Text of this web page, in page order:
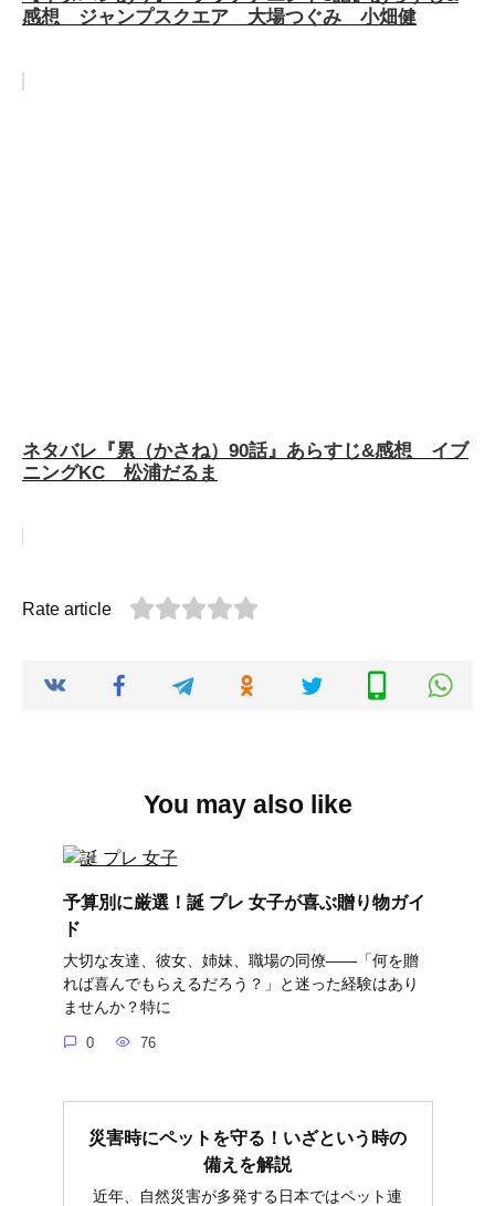
感想 ジャンプスクエア 大場つぐみ 小畑健
ネタバレ『累（かさね）90話』あらすじ&感想 イブ
ニングKC 松浦だるま
Rate article
You may also like
予算別に厳選！誕 プレ 女子が喜ぶ贈り物ガイ
ド
大切な友達、彼女、姉妹、職場の同僚――「何を贈
れば喜んでもらえるだろう？」と迷った経験はあり
ませんか？特に
0 76
災害時にペットを守る！いざという時の
備えを解説
近年、自然災害が多発する日本ではペット連